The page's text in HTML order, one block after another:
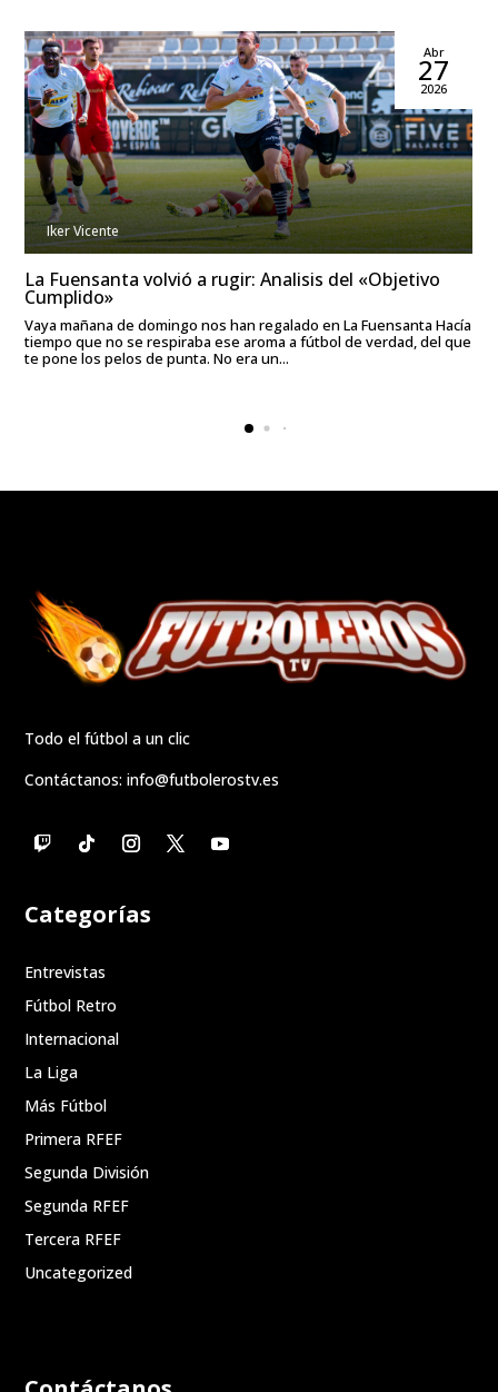
Iker Vicente
Abr
27
2026
La Fuensanta volvió a rugir: Analisis del «Objetivo
Cumplido»
Vaya mañana de domingo nos han regalado en La Fuensanta Hacía
tiempo que no se respiraba ese aroma a fútbol de verdad, del que
te pone los pelos de punta. No era un...
Todo el fútbol a un clic
Contáctanos:info@futbolerostv.es
Categorías
Entrevistas
Fútbol Retro
Internacional
La Liga
Más Fútbol
Primera RFEF
Segunda División
Segunda RFEF
Tercera RFEF
Uncategorized